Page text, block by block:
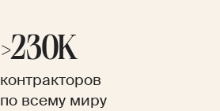
>230K
контракторов
по всему миру